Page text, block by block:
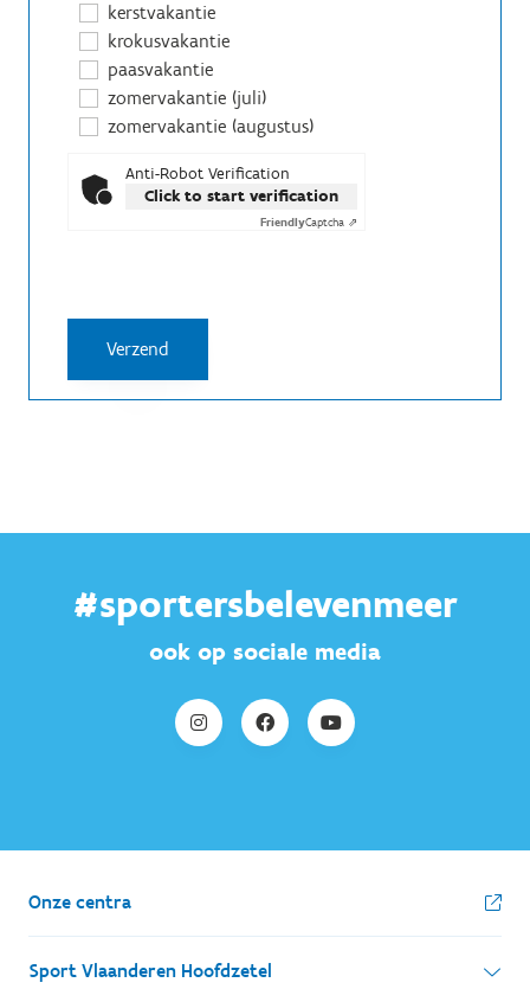
kerstvakantie
krokusvakantie
paasvakantie
zomervakantie (juli)
zomervakantie (augustus)
Anti-Robot Verification
Click to start verification
FriendlyCaptcha ⇗
#sportersbelevenmeer
ook op sociale media
Onze centra
Sport Vlaanderen Hoofdzetel